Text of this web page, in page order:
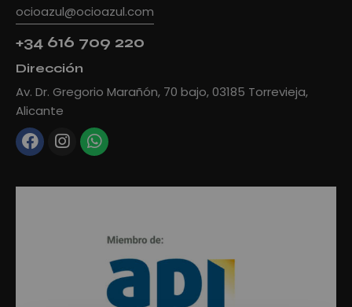
ocioazul@ocioazul.com
+34 616 709 220
Dirección
Av. Dr. Gregorio Marañón, 70 bajo, 03185 Torrevieja,
Alicante